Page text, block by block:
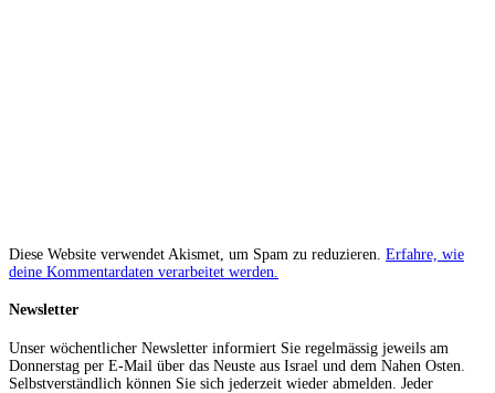
Diese Website verwendet Akismet, um Spam zu reduzieren. Erfahre, wie
deine Kommentardaten verarbeitet werden.
Newsletter
Unser wöchentlicher Newsletter informiert Sie regelmässig jeweils am
Donnerstag per E-Mail über das Neuste aus Israel und dem Nahen Osten.
Selbstverständlich können Sie sich jederzeit wieder abmelden. Jeder